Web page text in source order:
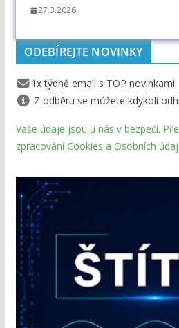
27.3.2026
ODEBÍREJTE NOVINKY
1x týdně email s TOP novinkami.
Z odběru se můžete kdykoli
Vaše údaje jsou u nás v bezpečí.
zpracování Cookies a Osobních